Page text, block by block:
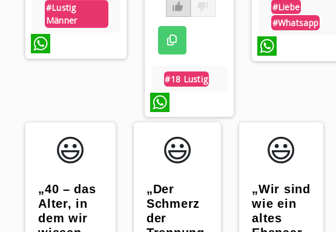
#lustig
Männer
#18 Lustig
WhatsApp
#liebe
#whatsapp
😃️
„40 – das
Alter, in
dem wir
😃️
„Der
Schmerz
der
😃️
„Wir sind
wie ein
altes